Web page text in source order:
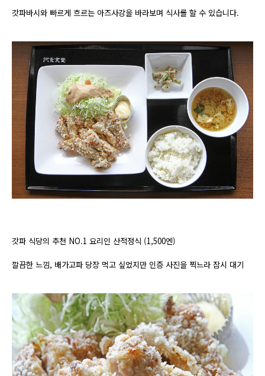
갓파바시와 빠르게 흐르는 아즈사강을 바라보며 식사를 할 수 있습니다.
갓파 식당의 추천 NO.1 요리인 산적정식 (1,500엔)
깔끔한 느낌, 배가고파 당장 먹고 싶었지만 인증 사진을 찍느라 잠시 대기